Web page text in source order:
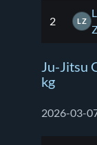
2 LZ
Ju-Jitsu
kg
2026-03-